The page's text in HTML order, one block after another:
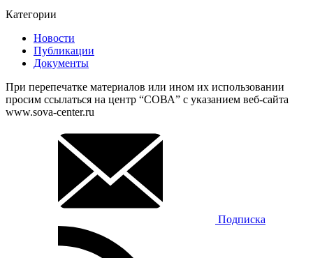
Категории
Новости
Публикации
Документы
При перепечатке материалов или ином их использовании
просим ссылаться на центр “СОВА” с указанием веб-сайта
www.sova-center.ru
Подписка